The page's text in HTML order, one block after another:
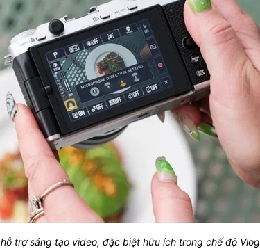
hỗ trợ sáng tạo video, đặc biệt hữu ích trong chế độ Vlog